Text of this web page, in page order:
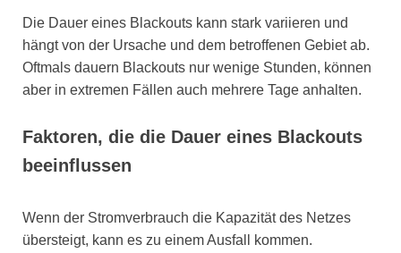
Die Dauer eines Blackouts kann stark variieren und
hängt von der Ursache und dem betroffenen Gebiet ab.
Oftmals dauern Blackouts nur wenige Stunden, können
aber in extremen Fällen auch mehrere Tage anhalten.
Faktoren, die die Dauer eines Blackouts
beeinflussen
Wenn der Stromverbrauch die Kapazität des Netzes
übersteigt, kann es zu einem Ausfall kommen.